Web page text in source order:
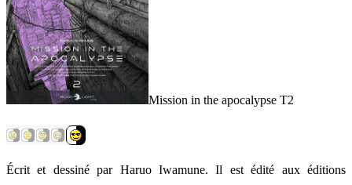
Mission in the apocalypse T2
Écrit et dessiné par Haruo Iwamune. Il est édité aux éditions